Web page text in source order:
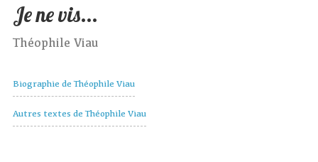
Je ne vis...
Théophile Viau
Biographie de Théophile Viau
Autres textes de Théophile Viau